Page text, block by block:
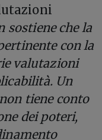
sostiene che la
con la
valutazioni
Un
tiene conto
dei poteri,